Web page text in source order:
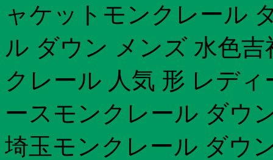
ャケットモンクレール
ル ダウン メンズ 水色
クレール 人気 形 レデ
ースモンクレール ダウ
埼玉モンクレール ダウ